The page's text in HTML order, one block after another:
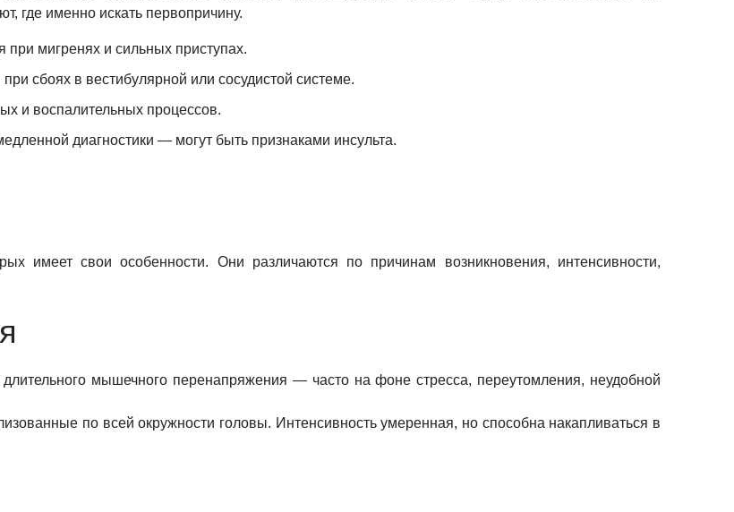
где именно искать первопричину.
при мигренях и сильных приступах.
сбоях в вестибулярной или сосудистой системе.
и воспалительных процессов.
диагностики — могут быть признаками инсульта.
имеет свои особенности. Они различаются по причинам возникновения, интенсивности,
мышечного перенапряжения — часто на фоне стресса, переутомления, неудобной
по всей окружности головы. Интенсивность умеренная, но способна накапливаться в